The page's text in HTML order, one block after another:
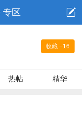
区
收藏 +16
热帖 精华